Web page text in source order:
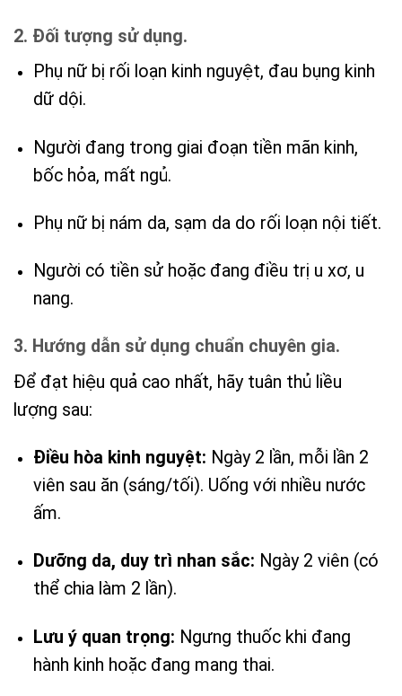
2. Đối tượng sử dụng.
Phụ nữ bị rối loạn kinh nguyệt, đau bụng kinh
dữ dội.
Người đang trong giai đoạn tiền mãn kinh,
bốc hỏa, mất ngủ.
Phụ nữ bị nám da, sạm da do rối loạn nội tiết.
Người có tiền sử hoặc đang điều trị u xơ, u
nang.
3. Hướng dẫn sử dụng chuẩn chuyên gia.
Để đạt hiệu quả cao nhất, hãy tuân thủ liều
lượng sau:
Điều hòa kinh nguyệt: Ngày 2 lần, mỗi lần 2
viên sau ăn (sáng/tối). Uống với nhiều nước
ấm.
Dưỡng da, duy trì nhan sắc: Ngày 2 viên (có
thể chia làm 2 lần).
Lưu ý quan trọng: Ngưng thuốc khi đang
hành kinh hoặc đang mang thai.